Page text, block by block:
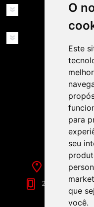
O
Este
para
seu
que
você.
SIGA-
Rua de
266 040 688